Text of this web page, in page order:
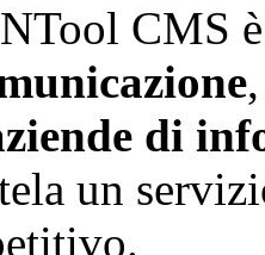
CMS
di
un